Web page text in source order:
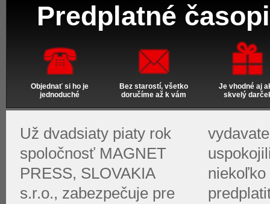
Predplatné
Objednať si ho je
jednoduché
Bez starostí, všetko
doručíme až k vám
Je vhodné aj
skvelý
Už dvadsiaty piaty rok
spoločnosť MAGNET
PRESS, SLOVAKIA
s.r.o., zabezpečuje pre